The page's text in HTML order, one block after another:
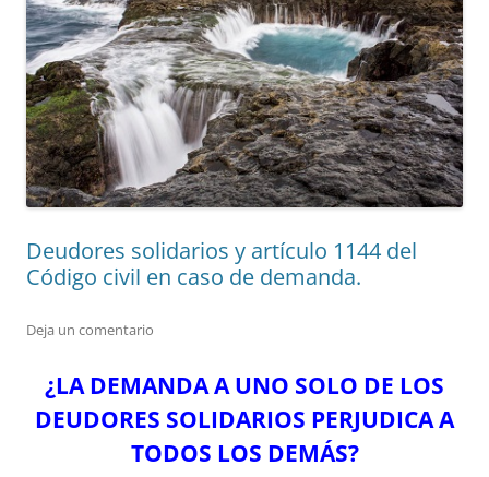
Deudores solidarios y artículo 1144 del
Código civil en caso de demanda.
Deja un comentario
¿LA DEMANDA A UNO SOLO DE LOS
DEUDORES SOLIDARIOS PERJUDICA A
TODOS LOS DEMÁS?